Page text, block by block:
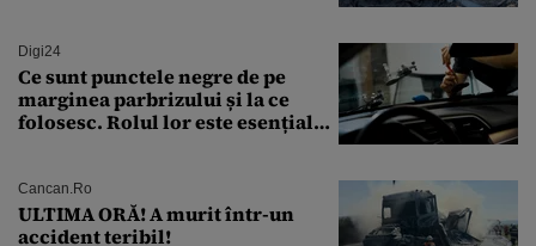
Digi24
Ce sunt punctele negre de pe
marginea parbrizului și la ce
folosesc. Rolul lor este esențial
Cancan.ro
ULTIMA ORĂ! A murit într-un
accident teribil!